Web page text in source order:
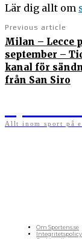
Lär dig allt om
Previous article
Milan – Lecce
september –
kanal för
från San Siro
Allt inom sport på
Om Sportens.se
Integritetspolicy